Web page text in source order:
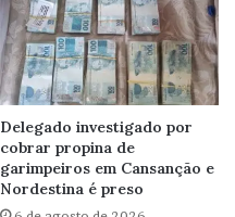
Delegado investigado por
cobrar propina de
garimpeiros em Cansanção e
Nordestina é preso